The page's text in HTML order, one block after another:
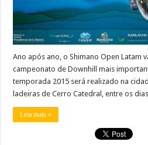
Ano após ano, o Shimano Open Latam
campeonato de Downhill mais
temporada 2015 será realizado na
ladeiras de Cerro Catedral, entre os
Leia mais »